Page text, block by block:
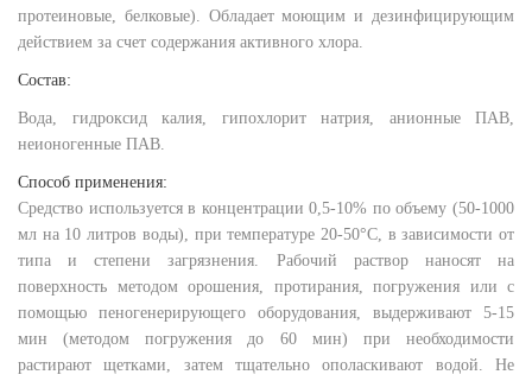
протеиновые, белковые). Обладает моющим и дезинфицирующим
действием за счет содержания активного хлора.
Состав:
Вода, гидроксид калия, гипохлорит натрия, анионные ПАВ,
неионогенные ПАВ.
Способ применения:
Средство используется в концентрации 0,5-10% по объему (50-1000
мл на 10 литров воды), при температуре 20-50°С, в зависимости от
типа и степени загрязнения. Рабочий раствор наносят на
поверхность методом орошения, протирания, погружения или с
помощью пеногенерирующего оборудования, выдерживают 5-15
мин (методом погружения до 60 мин) при необходимости
растирают щетками, затем тщательно ополаскивают водой. Не